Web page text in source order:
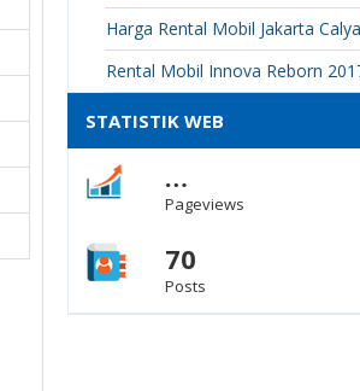
Harga Rental Mobil Jakarta
Rental Mobil Innova Reborn
STATISTIK WEB
…
Pageviews
70
Posts